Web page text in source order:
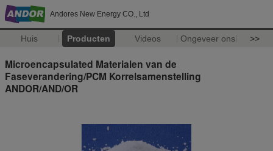
Andores New Energy CO., Ltd
Huis Producten Videos Ongeveer ons >>
Microencapsulated Materialen van de
Faseverandering/PCM Korrelsamenstelling
ANDOR/AND/OR